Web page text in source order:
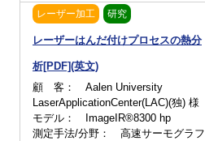
レーザー加工 研究
レーザーはんだ付けプロセスの熱分
析[PDF](英文)
顧 客： Aalen University
LaserApplicationCenter(LAC)(独) 様
モデル： ImageIR®8300 hp
測定手法/分野： 高速サーモグラフ